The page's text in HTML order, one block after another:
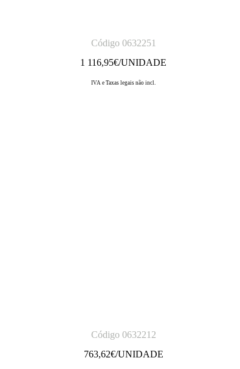
Código 0632251
1 116,95€/UNIDADE
IVA e Taxas legais não incl.
Código 0632212
763,62€/UNIDADE